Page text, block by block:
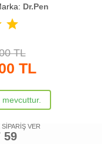
Dr.Pen
star
TL
TL
mevcuttur.
VER
59